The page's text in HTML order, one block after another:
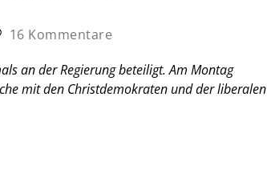
16 Kommentare
an der Regierung beteiligt. Am Montag
mit den Christdemokraten und der liberalen